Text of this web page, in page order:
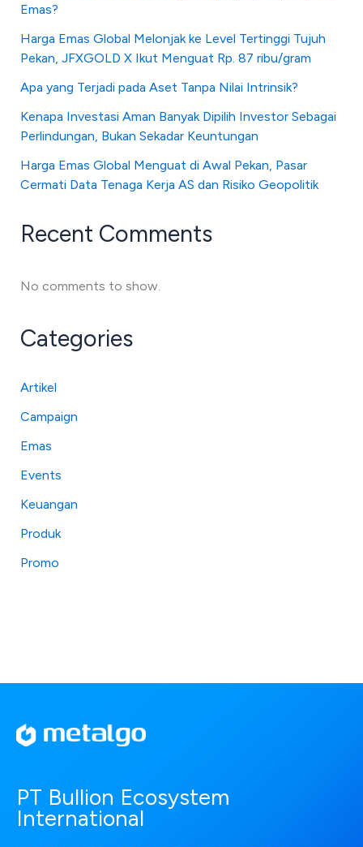
Emas?
Harga Emas Global Melonjak ke Level Tertinggi Tujuh
Pekan, JFXGOLD X Ikut Menguat Rp. 87 ribu/gram
Apa yang Terjadi pada Aset Tanpa Nilai Intrinsik?
Kenapa Investasi Aman Banyak Dipilih Investor Sebagai
Perlindungan, Bukan Sekadar Keuntungan
Harga Emas Global Menguat di Awal Pekan, Pasar
Cermati Data Tenaga Kerja AS dan Risiko Geopolitik
Recent Comments
No comments to show.
Categories
Artikel
Campaign
Emas
Events
Keuangan
Produk
Promo
PT Bullion Ecosystem
International